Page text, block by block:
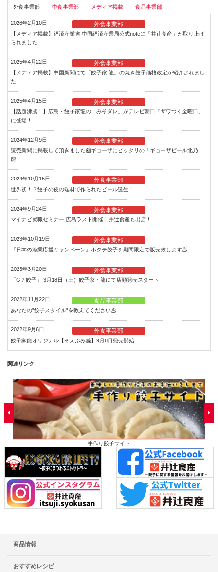
外食事業部 中食事業部 メディア掲載 食品事業部
2026年2月10日 外食事業部
【メディア掲載】経済産業省 中国経済産業局公式noteに「井辻食産」が取り上げ
られました
2025年4月22日 外食事業部
【メディア掲載】中国新聞にて「餃子家 龍」の焼き餃子価格改定が紹介されまし
た
2025年4月15日 外食事業部
【話題沸騰！】広島・餃子家龍の「みそダレ」がテレビ朝日『ザワつく金曜日』
に登場！
2024年12月9日 外食事業部
読売新聞に掲載して頂きました📰ギョーザにピッタリの「ギョーザビール北乃
龍」
2024年10月15日 外食事業部
世界初！？餃子の皮の端材で作られたビール誕生！
2024年9月24日 外食事業部
マイナビ就職セミナー 広島ラスト開催！井辻食産も出店！
2023年10月19日 外食事業部
『日本の漁業応援キャンペーン』ホタテ餃子を期間限定で販売致します🥟
2023年3月20日 外食事業部
「G７餃子」 3月18日（土）餃子家・龍にて店頭発売スタート
2022年11月22日 食品事業部
あなたの”餃子スタイル”を教えてください🥟
2022年9月6日 外食事業部
餃子家龍オリジナル【そえぶみ箋】9月8日発売開始
関連リンク
手作り餃子サイト
商品情報
おすすめレシピ